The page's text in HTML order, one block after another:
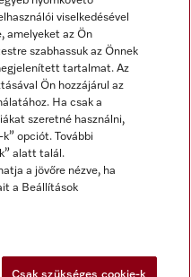
viselkedésével
amelyeket az Ön
szabhassuk az Önnek
tartalmat. Az
Ön hozzájárul az
Ha csak a
szeretné használni,
opciót. További
alatt talál.
a jövőre nézve, ha
a Beállítások